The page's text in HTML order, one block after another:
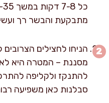
מתבקעת והבשר רך
מסננת – המטרה היא
להתנקז ולקליפה
סבלנות כאן משפיעה